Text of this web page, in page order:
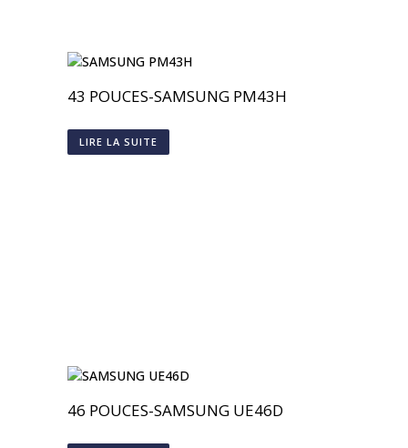
43 POUCES-SAMSUNG PM43H
LIRE LA SUITE
46 POUCES-SAMSUNG UE46D